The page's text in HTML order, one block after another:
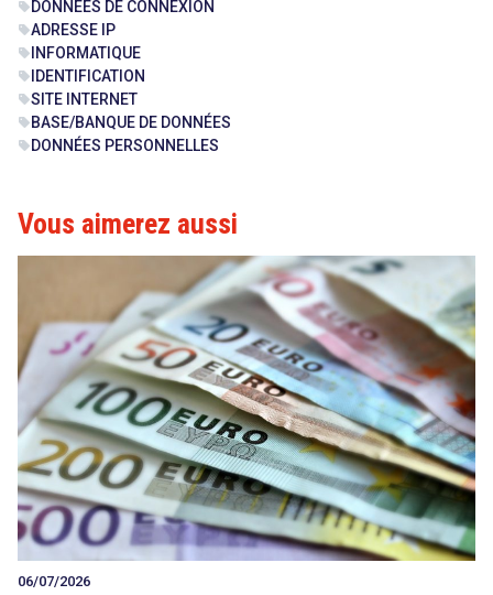
sell DONNÉES DE CONNEXION
sellADRESSE IP
sell INFORMATIQUE
sell IDENTIFICATION
sellSITE INTERNET
sell BASE/BANQUE DE DONNÉES
sell DONNÉES PERSONNELLES
Vous aimerez aussi
06/07/2026